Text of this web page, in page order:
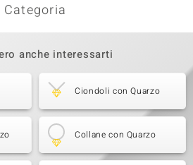
Categoria
anche interessarti
Ciondoli con Quarzo
Collane con Quarzo